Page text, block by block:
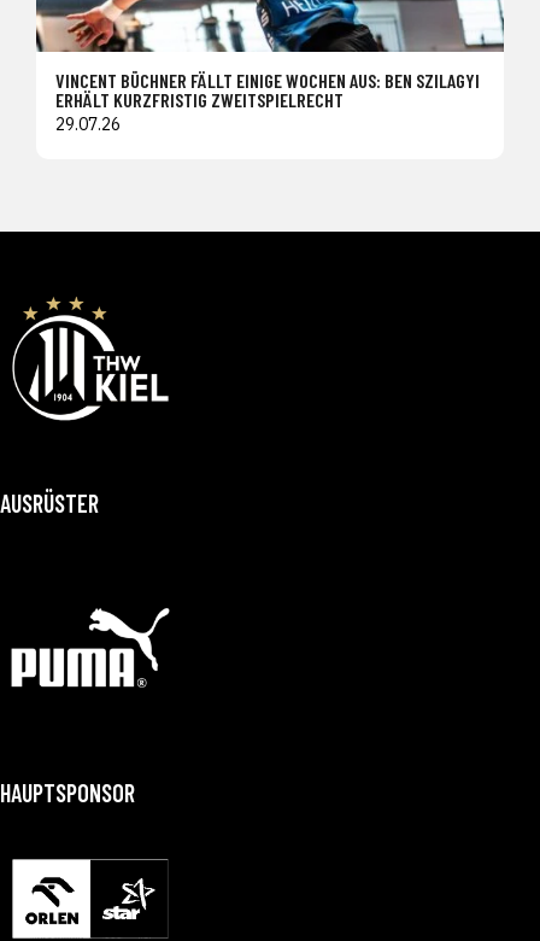
VINCENT BÜCHNER FÄLLT EINIGE WOCHEN AUS: BEN SZILAGYI
ERHÄLT KURZFRISTIG ZWEITSPIELRECHT
29.07.26
AUSRÜSTER
HAUPTSPONSOR